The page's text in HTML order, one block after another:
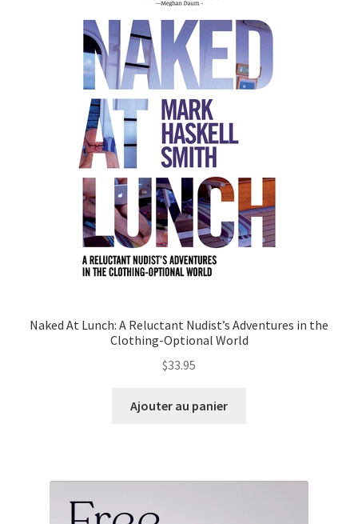
Naked At Lunch: A Reluctant Nudist’s Adventures in the
Clothing-Optional World
$33.95
Ajouter au panier